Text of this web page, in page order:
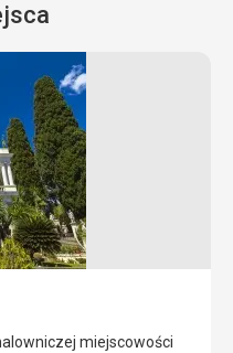
miejscowości